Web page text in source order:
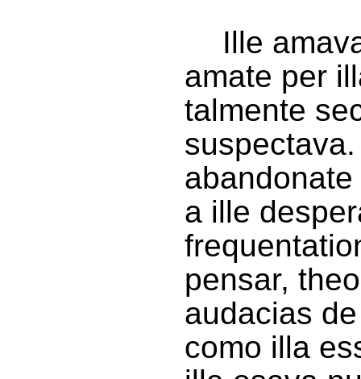
Ille
amate per
talmente
a ille
pensar,
audacias
como illa